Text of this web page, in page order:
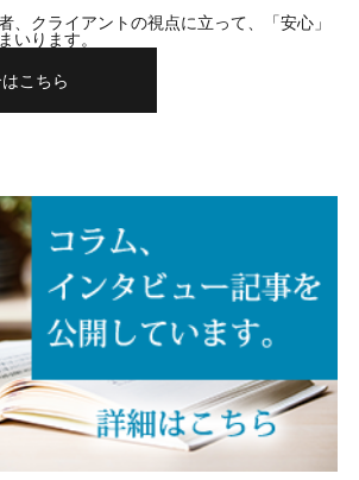
、クライアントの視点に立って、「安心」
いります。
こちら